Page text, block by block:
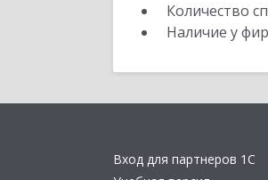
Количество
Наличие у
Вход для партнеров 1С